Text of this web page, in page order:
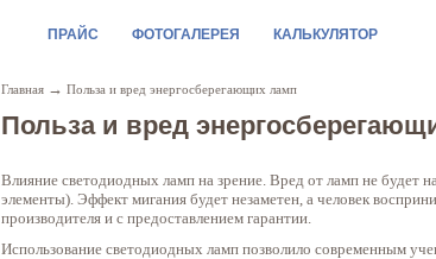
ПРАЙС ФОТОГАЛЕРЕЯ КАЛЬКУЛЯТОР
Главная → Польза и вред энергосберегающих ламп
Польза и вред
Влияние светодиодных ламп на зрение. Вред от ламп не будет
элементы). Эффект мигания будет незаметен, а человек
производителя и с предоставлением гарантии.
Использование светодиодных ламп позволило современным